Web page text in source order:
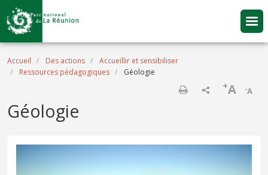
Aller au contenu principal
Fil d'Ariane
Accueil Des actions
Accueillir et sensibiliser
Ressources pédagogiques
Géologie
-A
+A
Géologie